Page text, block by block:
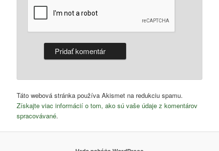
Táto webová stránka používa Akismet na redukciu spamu.
Získajte viac informácií o tom, ako sú vaše údaje z komentárov
spracovávané.